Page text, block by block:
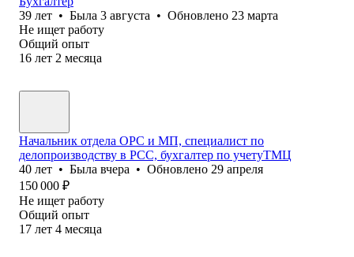
39 лет • Была 3 августа • Обновлено 23 марта
Не ищет работу
Общий опыт
16 лет 2 месяца
Начальник отдела ОРС и МП, специалист по
делопроизводству в РСС, бухгалтер по учетуТМЦ
40 лет • Была вчера • Обновлено 29 апреля
150 000 ₽
Не ищет работу
Общий опыт
17 лет 4 месяца